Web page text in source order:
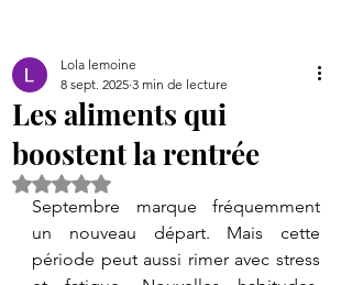
Les aliments qui
boostent la rentrée
Lola lemoine
8 sept. 2025 3 min de lecture
Noté NaN étoiles sur 5.
Septembre marque fréquemment
un nouveau départ. Mais cette
période peut aussi rimer avec stress